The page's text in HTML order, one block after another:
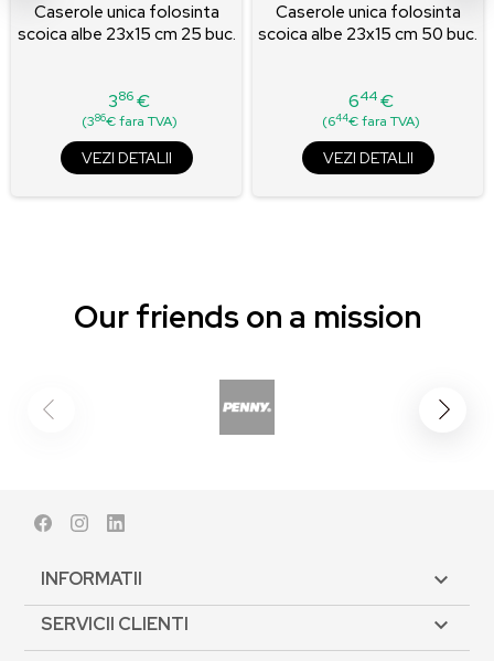
Caserole unica folosinta
scoica albe 23x15 cm 25 buc.
Pret
386€
(386€ fara TVA)
VEZI DETALII
Caserole unica folosinta
scoica albe 23x15 cm 50 buc.
Pret
644€
(644€ fara TVA)
VEZI DETALII
Our friends on a mission
FacebookInstagram
INFORMATII 
SERVICII CLIENTI 